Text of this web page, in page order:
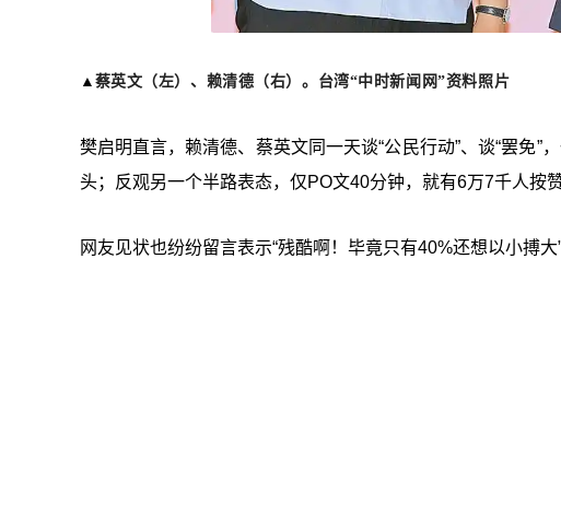
▲ 蔡英文（左）、赖清德（右）。台湾“中时新闻网”资料照片
樊启明直言，赖清德、蔡英文同一天谈“公民行动”、谈“罢免
头；反观另一个半路表态，仅PO文40分钟，就有6万7千人按赞
网友见状也纷纷留言表示“残酷啊！毕竟只有40%还想以小搏大